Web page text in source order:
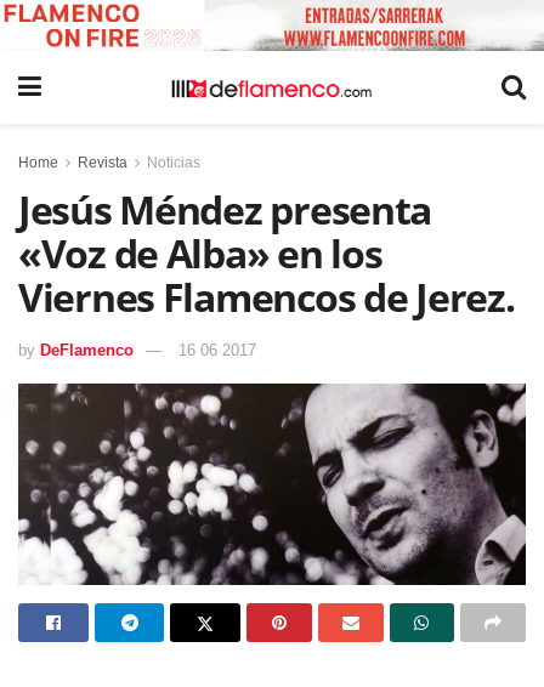
Home Revista Noticias
Jesús Méndez presenta
«Voz de Alba» en los
Viernes Flamencos de Jerez.
by DeFlamenco 16 06 2017